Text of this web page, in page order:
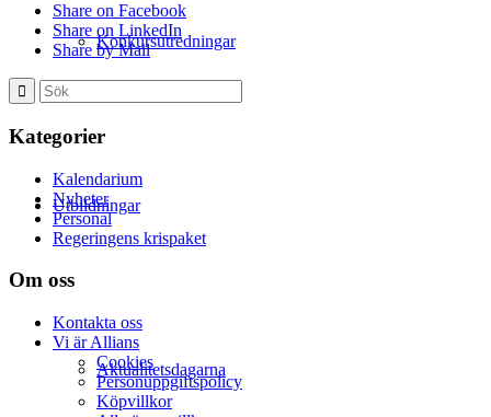
Konkursutredningar
Utbildningar
Aktualitetsdagarna
Share on Facebook
Share on LinkedIn
Share by Mail
Kategorier
Kalendarium
Nyheter
Personal
Regeringens krispaket
Om oss
Kontakta oss
Vi är Allians
Cookies
Personuppgiftspolicy
Köpvillkor